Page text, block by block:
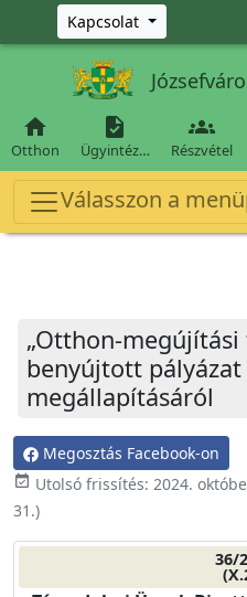
Ugrás a fő tartalomra
Kapcsolat

Otthon

Ügyintéz…

Részvétel
Válasszon a
„Otthon-
benyújtott
megállapításáról
Megosztás Facebook-on
event_available Utolsó frissítés: 2024.
31.)
36/